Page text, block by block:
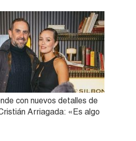
con nuevos detalles de
Arriagada: «Es algo